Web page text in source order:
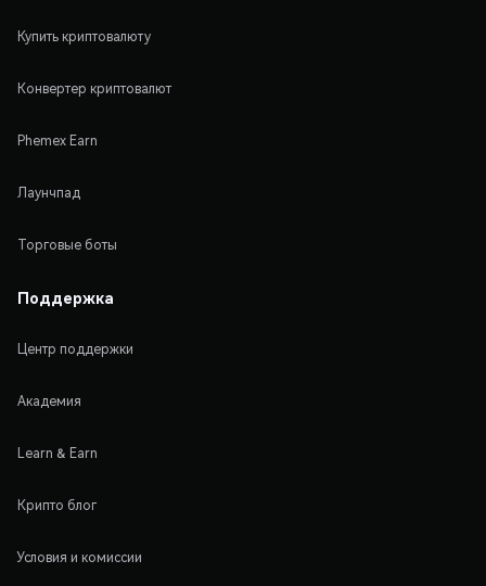
Купить криптовалюту
Конвертер криптовалют
Phemex Earn
Лаунчпад
Торговые боты
Поддержка
Центр поддержки
Академия
Learn & Earn
Крипто блог
Условия и комиссии